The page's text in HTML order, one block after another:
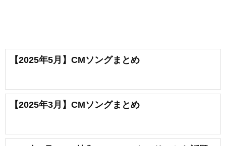
【2025年5月】CMソングまとめ
【2025年3月】CMソングまとめ